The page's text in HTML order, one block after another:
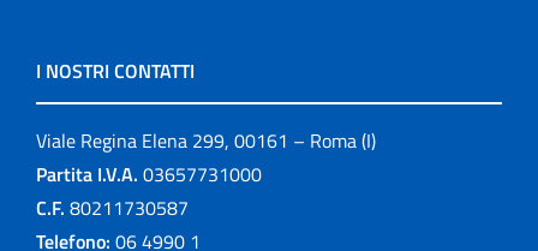
I NOSTRI CONTATTI
Viale Regina Elena 299, 00161 – Roma (I)
Partita I.V.A. 03657731000
C.F. 80211730587
Telefono: 06 4990 1